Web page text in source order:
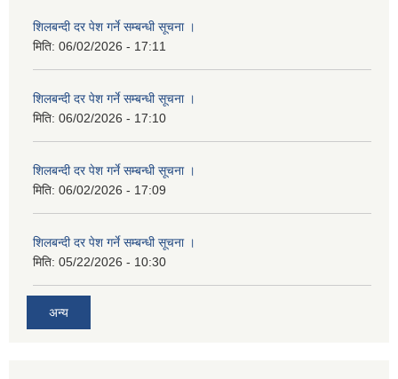
शिलबन्दी दर पेश गर्ने सम्बन्धी सूचना ।
मिति: 06/02/2026 - 17:11
शिलबन्दी दर पेश गर्ने सम्बन्धी सूचना ।
मिति: 06/02/2026 - 17:10
शिलबन्दी दर पेश गर्ने सम्बन्धी सूचना ।
मिति: 06/02/2026 - 17:09
शिलबन्दी दर पेश गर्ने सम्बन्धी सूचना ।
मिति: 05/22/2026 - 10:30
अन्य